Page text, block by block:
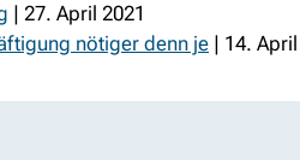
| 27. April 2021
nötiger denn je | 14. April